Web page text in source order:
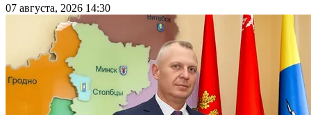
07 августа, 2026 14:30